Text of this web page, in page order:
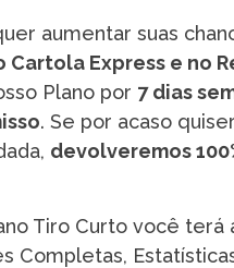
aumentar suas
Cartola Express e no
Plano por 7 dias
. Se por acaso
devolveremos
Tiro Curto você terá
Completas,